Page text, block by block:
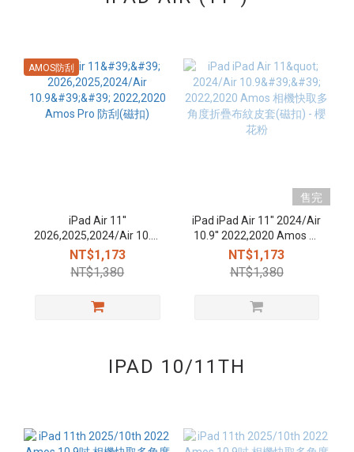
AMOS防刮
iPad Air 11''
2026,2025,2024/Air 10.9''
2022,2020 Amos Pro 防刮
(磁扣)
NT$1,173
NT$1,380
售完
iPad iPad Air 11" 2024/Air
10.9'' 2022,2020 Amos 相
機快取多角度折疊布紋皮
套(磁扣) - 櫻花粉
NT$1,173
NT$1,380
IPAD 10/11TH